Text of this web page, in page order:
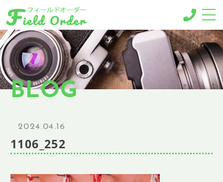
-MENU-
撮影メニュー
-BUSINESS MENU-
法人様向けメニュー
GALLERY
ギャラリー
ニュース
BLOG
2024.04.16
1106_252